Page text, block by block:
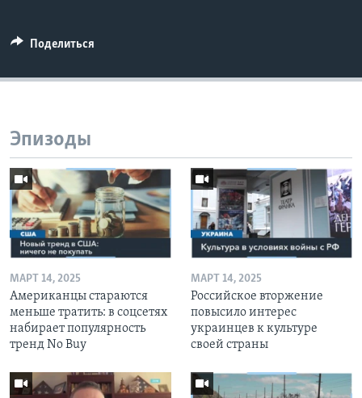
Поделиться
Эпизоды
МАРТ 14, 2025
Американцы стараются
меньше тратить: в соцсетях
набирает популярность
тренд No Buy
МАРТ 14, 2025
Российское вторжение
повысило интерес
украинцев к культуре
своей страны